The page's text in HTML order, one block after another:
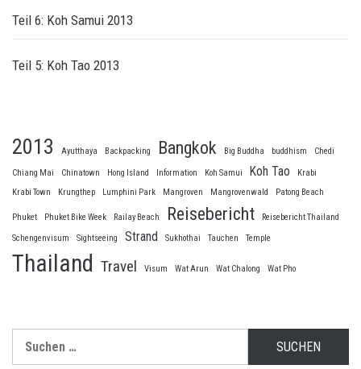
Teil 6: Koh Samui 2013
Teil 5: Koh Tao 2013
2013 Ayutthaya Backpacking Bangkok Big Buddha buddhism Chedi
Chiang Mai Chinatown Hong Island Information Koh Samui Koh Tao
Krabi
Krabi Town
Krungthep Lumphini Park Mangroven Mangrovenwald Patong Beach
Phuket Phuket Bike Week Railay Beach Reisebericht
Reisebericht Thailand
Schengenvisum
Sightseeing Strand Sukhothai Tauchen Temple
Thailand Travel Visum Wat Arun Wat Chalong Wat Pho
nach: